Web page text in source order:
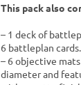
This pack also
– 1 deck of
6 battleplan
– 6 objective
diameter and